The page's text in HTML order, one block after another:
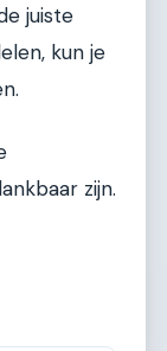
juiste
kun je
zijn.